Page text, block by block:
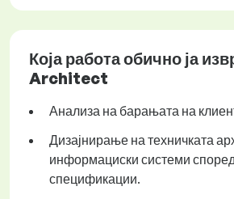
Која работа обично ја
Architect
Анализа на барањата на
Дизајнирање на техничката
информациски системи
спецификации.